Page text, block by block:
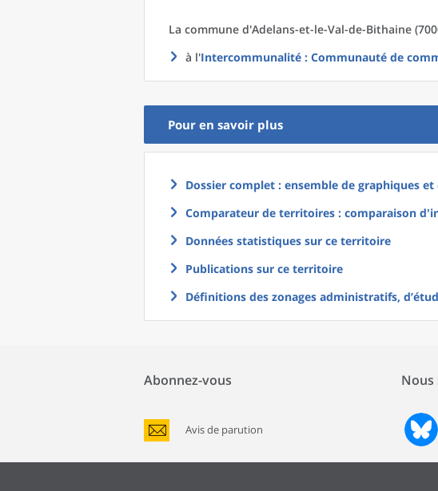
La commune d'Adelans-et-le-Val-de-Bithaine
à l'Intercommunalité : Communauté de
Pour en savoir plus
Dossier complet : ensemble de graphiques
Comparateur de territoires : comparaison
Données statistiques sur ce territoire
Publications sur ce territoire
Définitions des zonages administratifs,
Abonnez-vous
Avis de parution
Nous